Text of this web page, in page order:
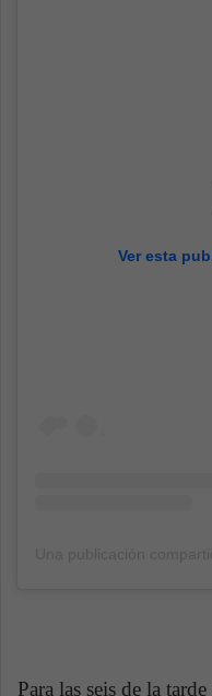
Ver esta
Para las seis de la